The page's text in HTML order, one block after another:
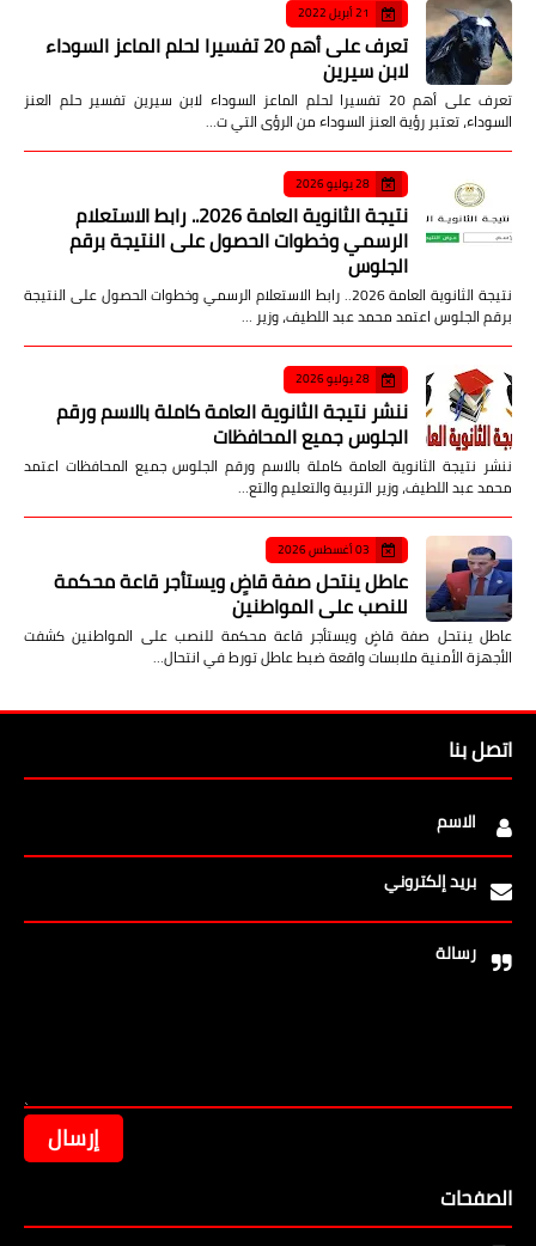
21 أبريل 2022
تعرف على أهم 20 تفسيرا لحلم الماعز السوداء
لابن سيرين
تعرف على أهم 20 تفسيرا لحلم الماعز السوداء لابن سيرين تفسير حلم العنز
السوداء، تعتبر رؤية العنز السوداء من الرؤى التي ت…
28 يوليو 2026
نتيجة الثانوية العامة 2026.. رابط الاستعلام
الرسمي وخطوات الحصول على النتيجة برقم
الجلوس
نتيجة الثانوية العامة 2026.. رابط الاستعلام الرسمي وخطوات الحصول على النتيجة
برقم الجلوس اعتمد محمد عبد اللطيف، وزير …
28 يوليو 2026
ننشر نتيجة الثانوية العامة كاملة بالاسم ورقم
الجلوس جميع المحافظات
ننشر نتيجة الثانوية العامة كاملة بالاسم ورقم الجلوس جميع المحافظات اعتمد
محمد عبد اللطيف، وزير التربية والتعليم والتع…
03 أغسطس 2026
عاطل ينتحل صفة قاضٍ ويستأجر قاعة محكمة
للنصب على المواطنين
عاطل ينتحل صفة قاضٍ ويستأجر قاعة محكمة للنصب على المواطنين كشفت
الأجهزة الأمنية ملابسات واقعة ضبط عاطل تورط في انتحال…
اتصل بنا
الاسم
بريد إلكتروني
رسالة
الصفحات